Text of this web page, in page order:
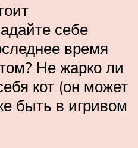
себе
время
Не жарко ли
кот (он может
быть в игривом